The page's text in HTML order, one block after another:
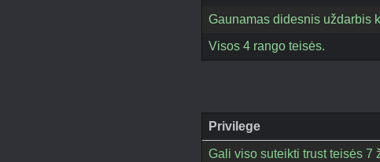
Gaunamas didesnis uždarbis
Visos 4 rango teisės.
Privilege
Gali viso suteikti trust teisės 7